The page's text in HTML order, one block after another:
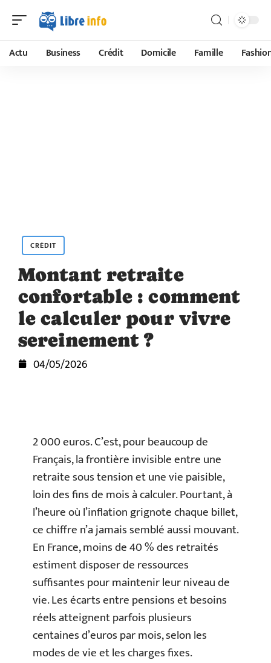
Actu Business Crédit Domicile Famille
CRÉDIT
Montant retraite
confortable : comment
le calculer pour vivre
sereinement ?
04/05/2026
2 000 euros. C’est, pour beaucoup de
Français, la frontière invisible entre une
retraite sous tension et une vie paisible,
loin des fins de mois à calculer. Pourtant, à
l’heure où l’inflation grignote chaque billet,
ce chiffre n’a jamais semblé aussi mouvant.
En France, moins de 40 % des retraités
estiment disposer de ressources
suffisantes pour maintenir leur niveau de
vie. Les écarts entre pensions et besoins
réels atteignent parfois plusieurs
centaines d’euros par mois, selon les
modes de vie et les charges fixes.